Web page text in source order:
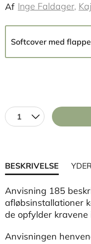
Af Inge Faldager
Softcover med
1
BESKRIVELSE
Anvisning 185
afløbsinstallationer
de opfylder kravene
Anvisningen